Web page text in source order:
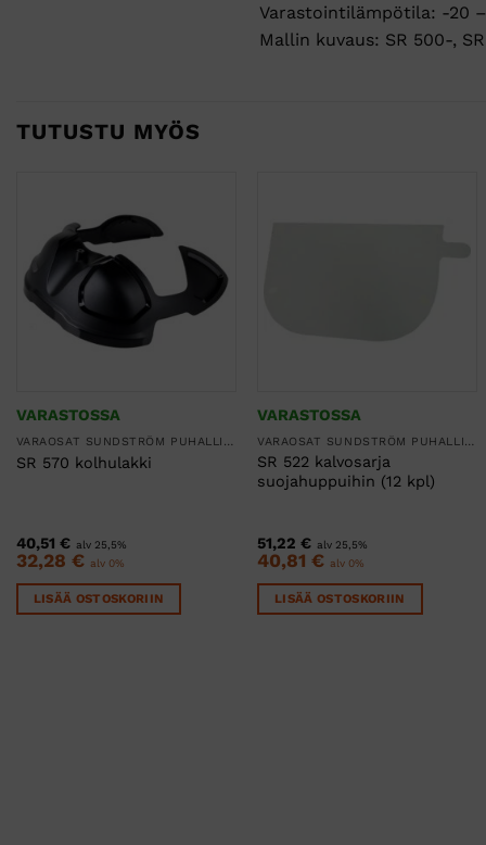
Varastointilämpötila: -20 –
Mallin kuvaus: SR 500-,
TUTUSTU MYÖS
VARASTOSSA
VARAOSAT SUNDSTRÖM PUHALLINSUOJAIMIIN
SR 570 kolhulakki
40,51 € alv 25,5%
32,28 € alv 0%
LISÄÄ OSTOSKORIIN
VARASTOSSA
VARAOSAT SUNDSTRÖM PUHALLINSUOJAIMIIN
SR 522 kalvosarja
suojahuppuihin (12 kpl)
51,22€ alv 25,5%
40,81€ alv 0%
LISÄÄ OSTOSKORIIN